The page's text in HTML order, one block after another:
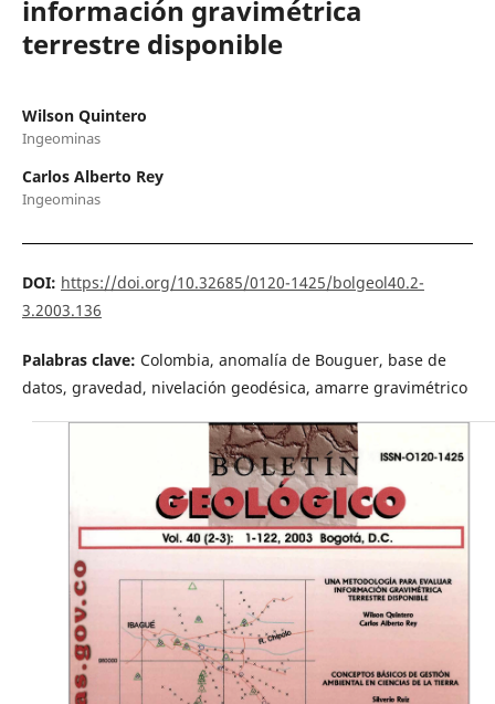
información gravimétrica
terrestre disponible
Wilson Quintero
Ingeominas
Carlos Alberto Rey
Ingeominas
DOI: https://doi.org/10.32685/0120-1425/bolgeol40.2-
3.2003.136
Palabras clave: Colombia, anomalía de Bouguer, base de
datos, gravedad, nivelación geodésica, amarre gravimétrico